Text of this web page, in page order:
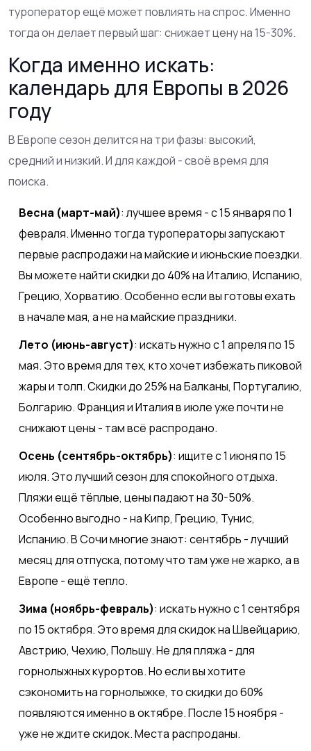
туроператор ещё может повлиять на спрос. Именно
тогда он делает первый шаг: снижает цену на 15-30%.
Когда именно искать:
календарь для Европы в 2026
году
В Европе сезон делится на три фазы: высокий,
средний и низкий. И для каждой - своё время для
поиска.
Весна (март-май): лучшее время - с 15 января по 1
февраля. Именно тогда туроператоры запускают
первые распродажи на майские и июньские поездки.
Вы можете найти скидки до 40% на Италию, Испанию,
Грецию, Хорватию. Особенно если вы готовы ехать
в начале мая, а не на майские праздники.
Лето (июнь-август): искать нужно с 1 апреля по 15
мая. Это время для тех, кто хочет избежать пиковой
жары и толп. Скидки до 25% на Балканы, Португалию,
Болгарию. Франция и Италия в июле уже почти не
снижают цены - там всё распродано.
Осень (сентябрь-октябрь): ищите с 1 июня по 15
июля. Это лучший сезон для спокойного отдыха.
Пляжи ещё тёплые, цены падают на 30-50%.
Особенно выгодно - на Кипр, Грецию, Тунис,
Испанию. В Сочи многие знают: сентябрь - лучший
месяц для отпуска, потому что там уже не жарко, а в
Европе - ещё тепло.
Зима (ноябрь-февраль): искать нужно с 1 сентября
по 15 октября. Это время для скидок на Швейцарию,
Австрию, Чехию, Польшу. Не для пляжа - для
горнолыжных курортов. Но если вы хотите
сэкономить на горнолыжке, то скидки до 60%
появляются именно в октябре. После 15 ноября -
уже не ждите скидок. Места распроданы.